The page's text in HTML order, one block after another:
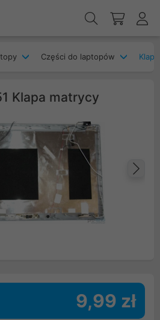
Części do laptopów
Klapa matrycy
9,99 zł